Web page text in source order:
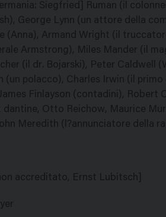
Siegfried] Ruman (il
George Lynn (un attore della
(Anna), Armand Wright (il
Armstrong), Miles Mander (il
(il dr. Bojarski), Peter Caldwell
polacco), Charles Irwin (il
Finlayson (contadini), Robert
Otto Reichow, Maurice
Meredith (l?annunciatore della
accreditato, Ernst Lubitsch]